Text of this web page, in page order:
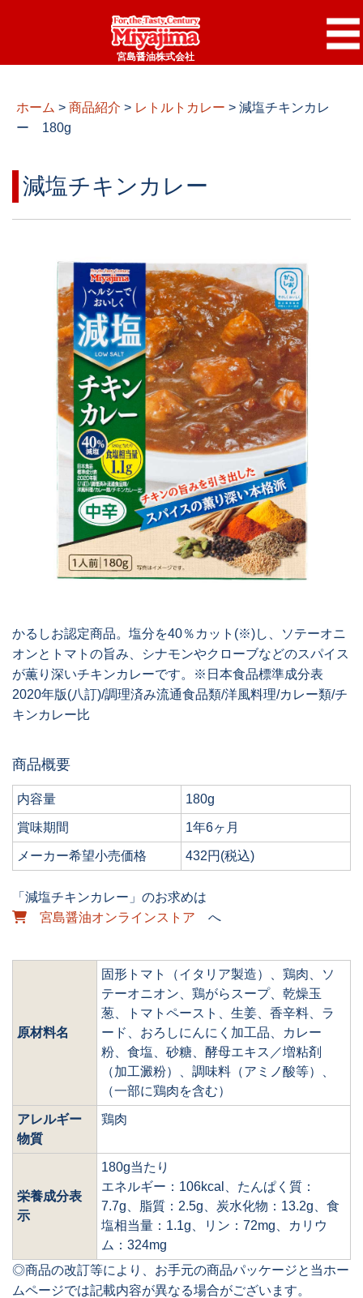
宮島醤油株式会社
ホーム > 商品紹介 > レトルトカレー > 減塩チキンカレ
ー 180g
減塩チキンカレー
かるしお認定商品。塩分を40％カット(※)し、ソテーオニ
オンとトマトの旨み、シナモンやクローブなどのスパイス
が薫り深いチキンカレーです。※日本食品標準成分表
2020年版(八訂)/調理済み流通食品類/洋風料理/カレー類/チ
キンカレー比
商品概要
内容量 180g
賞味期間 1年6ヶ月
メーカー希望小売価格 432円(税込)
「減塩チキンカレー」のお求めは
宮島醤油オンラインストア へ
原材料名
固形トマト（イタリア製造）、鶏肉、ソ
テーオニオン、鶏がらスープ、乾燥玉
葱、トマトペースト、生姜、香辛料、ラ
ード、おろしにんにく加工品、カレー
粉、食塩、砂糖、酵母エキス／増粘剤
（加工澱粉）、調味料（アミノ酸等）、
（一部に鶏肉を含む）
アレルギー
物質
鶏肉
栄養成分表
示
180g当たり
エネルギー：106kcal、たんぱく質：
7.7g、脂質：2.5g、炭水化物：13.2g、食
塩相当量：1.1g、リン：72mg、カリウ
ム：324mg
◎商品の改訂等により、お手元の商品パッケージと当ホー
ムページでは記載内容が異なる場合がございます。